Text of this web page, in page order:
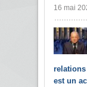
16 mai
relations
est un